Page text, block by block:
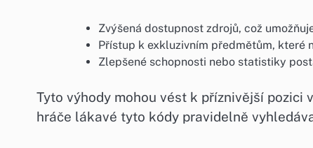
Zvýšená dostupnost zdrojů, což
Přístup k exkluzivním předmětům, které
Zlepšené schopnosti nebo statistiky
Tyto výhody mohou vést k příznivější pozici
hráče lákavé tyto kódy pravidelně